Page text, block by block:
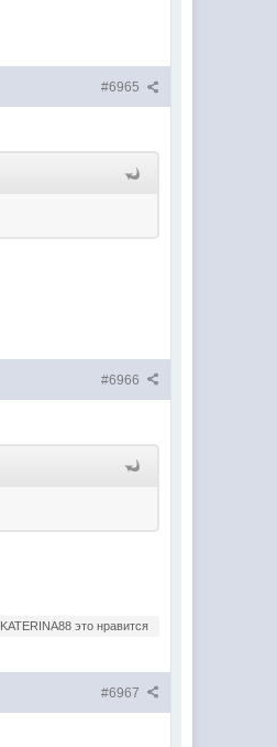
#6965
#6966
KATERINA88 это нравится
#6967